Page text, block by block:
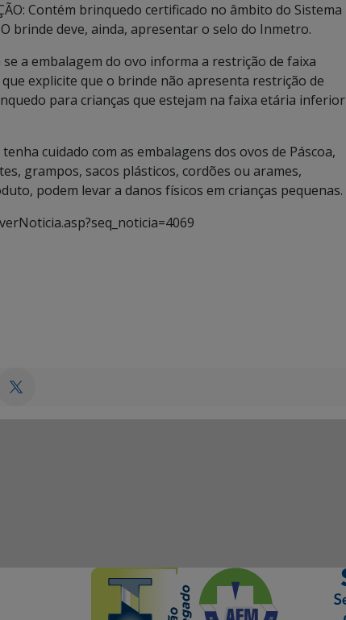
Contém brinquedo certificado no âmbito do Sistema
brinde deve, ainda, apresentar o selo do Inmetro.
a embalagem do ovo informa a restrição de faixa
explicite que o brinde não apresenta restrição de
para crianças que estejam na faixa etária inferior
tenha cuidado com as embalagens dos ovos de Páscoa,
grampos, sacos plásticos, cordões ou arames,
podem levar a danos físicos em crianças pequenas.